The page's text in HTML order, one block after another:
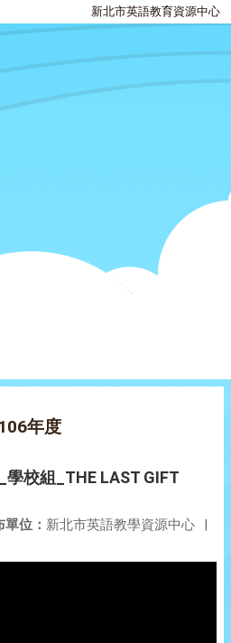
新北市英語教育資源中心
106年度
校組_THE LAST GIFT
單位： 新北市英語教學資源中心 |